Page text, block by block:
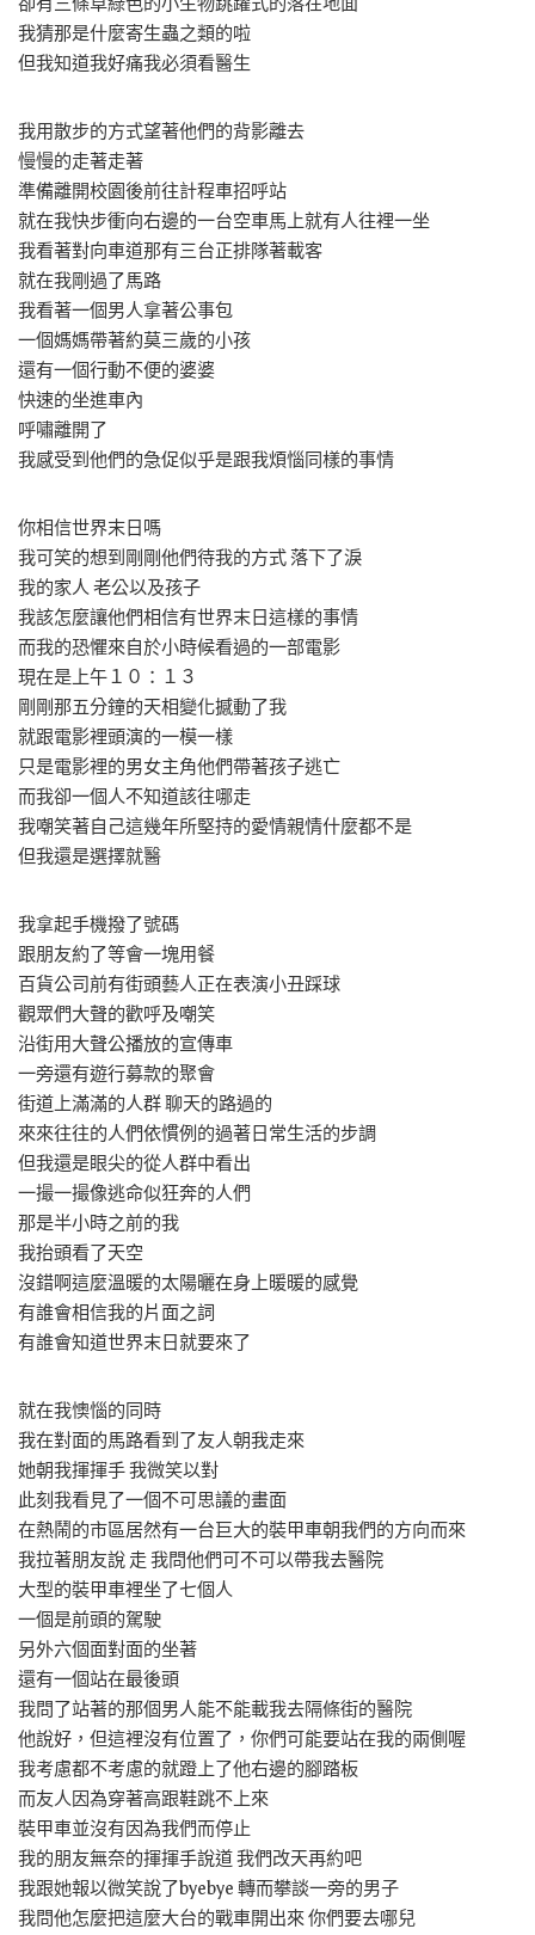
我猜那是什麼寄生蟲之類的啦
但我知道我好痛我必須看醫生
我用散步的方式望著他們的背影離去
慢慢的走著走著
準備離開校園後前往計程車招呼站
就在我快步衝向右邊的一台空車馬上就有人往裡一坐
我看著對向車道那有三台正排隊著載客
就在我剛過了馬路
我看著一個男人拿著公事包
一個媽媽帶著約莫三歲的小孩
還有一個行動不便的婆婆
快速的坐進車內
呼嘯離開了
我感受到他們的急促似乎是跟我煩惱同樣的事情
你相信世界末日嗎
我可笑的想到剛剛他們待我的方式 落下了淚
我的家人 老公以及孩子
我該怎麼讓他們相信有世界末日這樣的事情
而我的恐懼來自於小時候看過的一部電影
現在是上午１０：１３
剛剛那五分鐘的天相變化撼動了我
就跟電影裡頭演的一模一樣
只是電影裡的男女主角他們帶著孩子逃亡
而我卻一個人不知道該往哪走
我嘲笑著自己這幾年所堅持的愛情親情什麼都不是
但我還是選擇就醫
我拿起手機撥了號碼
跟朋友約了等會一塊用餐
百貨公司前有街頭藝人正在表演小丑踩球
觀眾們大聲的歡呼及嘲笑
沿街用大聲公播放的宣傳車
一旁還有遊行募款的聚會
街道上滿滿的人群 聊天的路過的
來來往往的人們依慣例的過著日常生活的步調
但我還是眼尖的從人群中看出
一撮一撮像逃命似狂奔的人們
那是半小時之前的我
我抬頭看了天空
沒錯啊這麼溫暖的太陽曬在身上暖暖的感覺
有誰會相信我的片面之詞
有誰會知道世界末日就要來了
就在我懊惱的同時
我在對面的馬路看到了友人朝我走來
她朝我揮揮手 我微笑以對
此刻我看見了一個不可思議的畫面
在熱鬧的市區居然有一台巨大的裝甲車朝我們的方向而來
我拉著朋友說 走 我問他們可不可以帶我去醫院
大型的裝甲車裡坐了七個人
一個是前頭的駕駛
另外六個面對面的坐著
還有一個站在最後頭
我問了站著的那個男人能不能載我去隔條街的醫院
他說好，但這裡沒有位置了，你們可能要站在我的兩側喔
我考慮都不考慮的就蹬上了他右邊的腳踏板
而友人因為穿著高跟鞋跳不上來
裝甲車並沒有因為我們而停止
我的朋友無奈的揮揮手說道 我們改天再約吧
我跟她報以微笑說了byebye 轉而攀談一旁的男子
我問他怎麼把這麼大台的戰車開出來 你們要去哪兒